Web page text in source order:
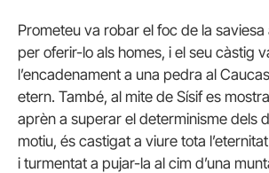
Prometeu va robar el foc de la saviesa
per oferir-lo als homes, i el seu càstig
l’encadenament a una pedra al
etern. També, al mite de Sísif es
aprèn a superar el determinisme dels
motiu, és castigat a viure tota
i turmentat a pujar-la al cim d’una